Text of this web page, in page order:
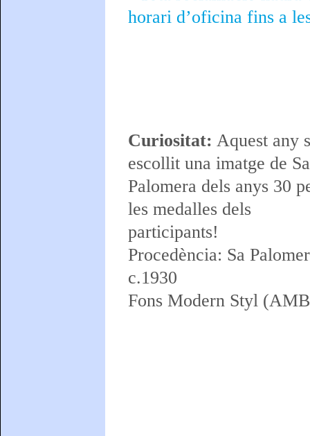
horari d’oficina fins a
Curiositat: Aquest any
escollit una imatge de Sa
Palomera dels anys 30
les medalles dels
participants!
Procedència: Sa
c.1930
Fons Modern Styl